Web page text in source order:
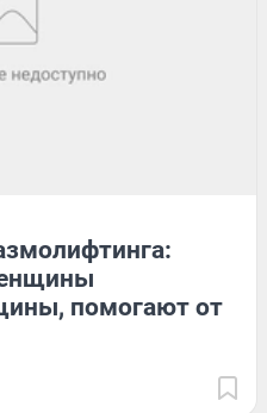
помогают от